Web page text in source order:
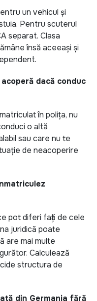
un vehicul și
Pentru scuterul
separat. Clasa
însă aceeași și
dacă conduc
în polița, nu
o altă
sau care nu te
de neacoperire
pot diferi față de cele
juridică poate
are mai multe
Calculează
structura de
din Germania fără